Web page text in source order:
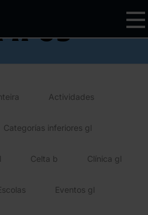
Actividades
Categorías inferiores gl
Celta b Clínica gl
Eventos gl